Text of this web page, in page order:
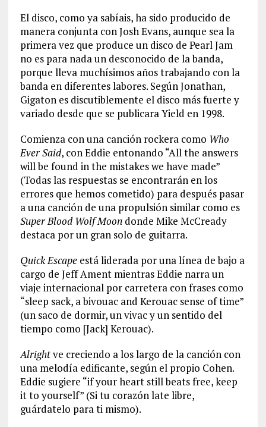
El disco, como ya sabíais, ha sido producido de
manera conjunta con Josh Evans, aunque sea la
primera vez que produce un disco de Pearl Jam
no es para nada un desconocido de la banda,
porque lleva muchísimos años trabajando con la
banda en diferentes labores. Según Jonathan,
Gigaton es discutiblemente el disco más fuerte y
variado desde que se publicara Yield en 1998.
Comienza con una canción rockera como Who
Ever Said, con Eddie entonando “All the answers
will be found in the mistakes we have made”
(Todas las respuestas se encontrarán en los
errores que hemos cometido) para después pasar
a una canción de una propulsión similar como es
Super Blood Wolf Moondonde Mike McCready
destaca por un gran solo de guitarra.
Quick Escapeestá liderada por una línea de bajo a
cargo de Jeff Ament mientras Eddie narra un
viaje internacional por carretera con frases como
“sleep sack, a bivouac and Kerouac sense of time”
(un saco de dormir, un vivac y un sentido del
tiempo como [Jack] Kerouac).
Alrightve creciendo a los largo de la canción con
una melodía edificante, según el propio Cohen.
Eddie sugiere “if your heart still beats free, keep
it to yourself” (Si tu corazón late libre,
guárdatelo para ti mismo).